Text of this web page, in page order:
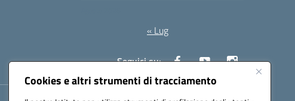
Cookies e altri strumenti di tracciamento
« Lug
Seguici su: